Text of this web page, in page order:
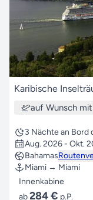
Karibische
auf Wunsch
3 Nächte an Bord
Aug. 2026 - Okt.
Bahamas
Miami → Miami
Innenkabine
ab284 € p.P.